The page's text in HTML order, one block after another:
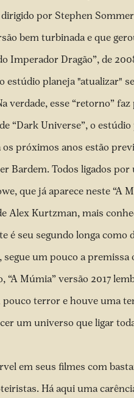
por Stephen
bem turbinada e que
Imperador Dragão”, de
estúdio planeja "atualizar"
verdade, esse “retorno”
“Dark Universe”, o
próximos anos estão
Bardem. Todos ligados
que já aparece neste “A
Alex Kurtzman, mais
é seu segundo longa como
um pouco a
“A Múmia” versão 2017
terror e houve uma
um universo que ligar
em seus filmes com
Há aqui uma